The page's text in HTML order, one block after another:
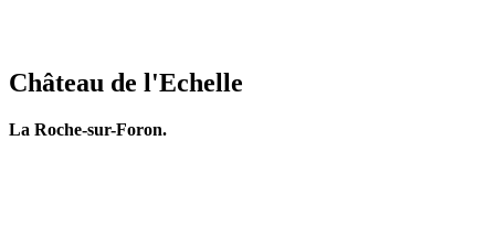
Château de l'Echelle
La Roche-sur-Foron.